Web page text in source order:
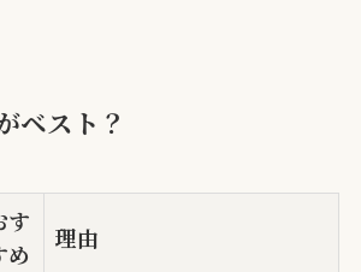
ベスト？
す
め
理由